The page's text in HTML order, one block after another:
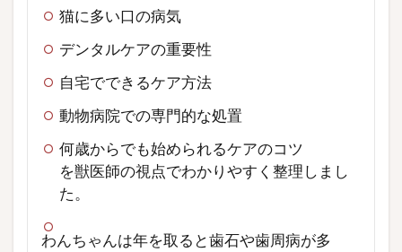
猫に多い口の病気
デンタルケアの重要性
自宅でできるケア方法
動物病院での専門的な処置
何歳からでも始められるケアのコツ
を獣医師の視点でわかりやすく整理しまし
た。
わんちゃんは年を取ると歯石や歯周病が多